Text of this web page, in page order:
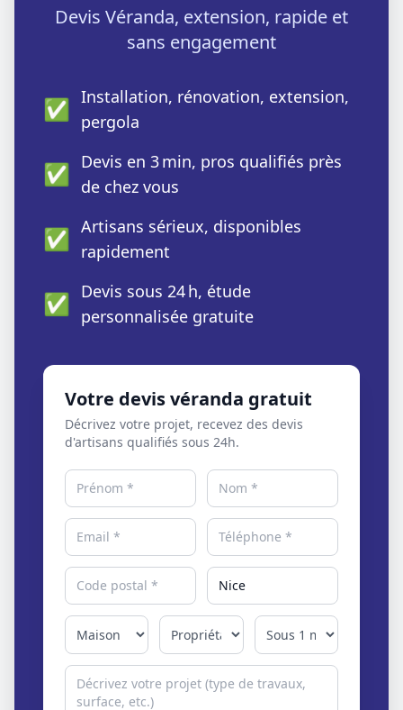
Devis Véranda, extension, rapide et
sans engagement
✅ Installation, rénovation, extension,
pergola
✅ Devis en 3 min, pros qualifiés près
de chez vous
✅ Artisans sérieux, disponibles
rapidement
✅ Devis sous 24 h, étude
personnalisée gratuite
Votre devis véranda gratuit
Décrivez votre projet, recevez des devis
d'artisans qualifiés sous 24h.